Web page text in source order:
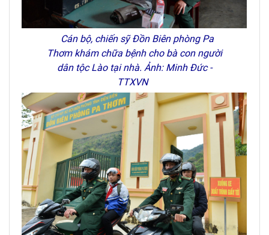
Cán bộ, chiến sỹ Đồn Biên phòng Pa
Thơm khám chữa bệnh cho bà con người
dân tộc Lào tại nhà. Ảnh: Minh Đức -
TTXVN